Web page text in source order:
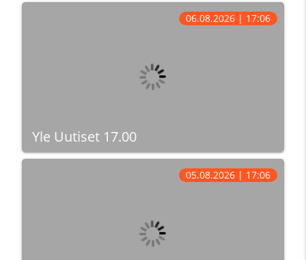
Yle Uutiset 17.00
06.08.2026 | 17:06
05.08.2026 | 17:06